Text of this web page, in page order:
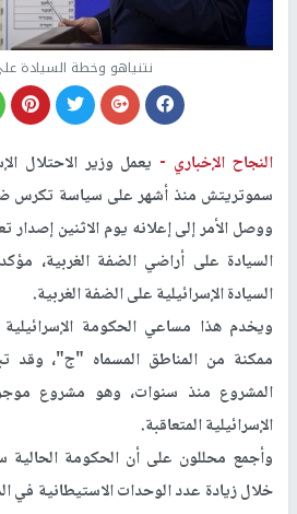
نتنياهو وخطة السيادة
النجاح الإخباري - يعمل وزير الاحتلال
سموتريتش منذ أشهر على سياسة تكرس ضم
ووصل الأمر إلى إعلانه يوم الاثنين
السيادة الإسرائيلية على الضفة الغربية.
ويخدم هذا مساعي الحكومة
ممكنة من المناطق المسماه "ج"، وقد
المشروع منذ سنوات، وهو مشروع
الإسرائيلية المتعاقبة.
وأجمع محللون على أن الحكومة
خلال زيادة عدد الوحدات الاستيطانية في